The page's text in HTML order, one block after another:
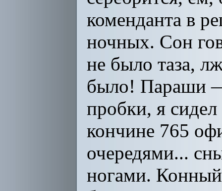
коменданта в
ночных. Сон
не было таза,
было! Параши —
пробки, я
кончине 765
очередями...
ногами. Конный